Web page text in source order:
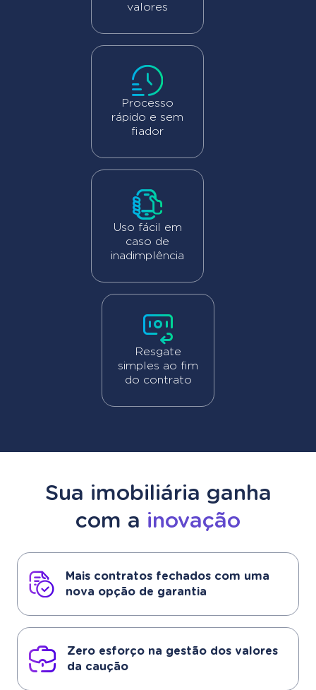
valores
Processo
rápido e sem
fiador
Uso fácil em
caso de
inadimplência
Resgate
simples ao fim
do contrato
Sua imobiliária ganha
com a inovação
Mais contratos fechados com uma
nova opção de garantia
Zero esforço na gestão dos valores
da caução